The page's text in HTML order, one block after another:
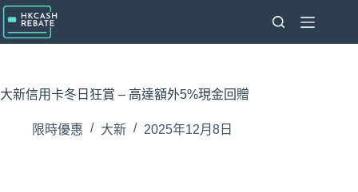
跳
至
主
內
大新信用卡冬日狂賞 – 高達額外5%現金回贈
限時優惠 大新 2025年12月8日